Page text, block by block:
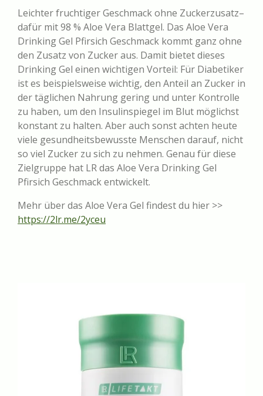
Leichter fruchtiger Geschmack ohne Zuckerzusatz–
dafür mit 98 % Aloe Vera Blattgel. Das Aloe Vera
Drinking Gel Pfirsich Geschmack kommt ganz ohne
den Zusatz von Zucker aus. Damit bietet dieses
Drinking Gel einen wichtigen Vorteil: Für Diabetiker
ist es beispielsweise wichtig, den Anteil an Zucker in
der täglichen Nahrung gering und unter Kontrolle
zu haben, um den Insulinspiegel im Blut möglichst
konstant zu halten. Aber auch sonst achten heute
viele gesundheitsbewusste Menschen darauf, nicht
so viel Zucker zu sich zu nehmen. Genau für diese
Zielgruppe hat LR das Aloe Vera Drinking Gel
Pfirsich Geschmack entwickelt.
Mehr über das Aloe Vera Gel findest du hier >>
https://2lr.me/2yceu